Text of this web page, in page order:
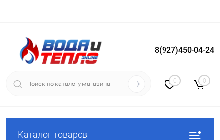
Вход Регистрация
8(927)450-04-24
0 0
Каталог товаров